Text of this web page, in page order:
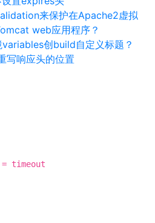
来保护在Apache2虚拟
web应用程序？
创build自定义标题？
写响应头的位置
= timeout